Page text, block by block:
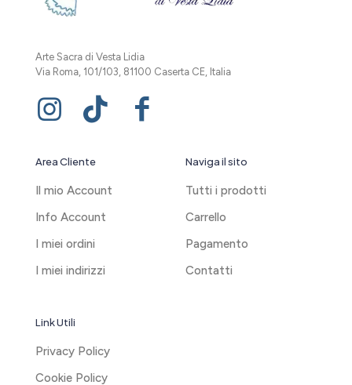
Arte Sacra di Vesta Lidia
Via Roma, 101/103, 81100 Caserta CE, Italia
Area Cliente
Il mio Account
Info Account
I miei ordini
I miei indirizzi
Naviga il sito
Tutti i prodotti
Carrello
Pagamento
Contatti
Link Utili
Privacy Policy
Cookie Policy